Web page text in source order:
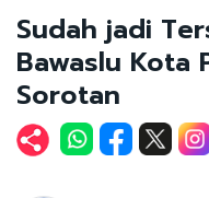
Sudah jadi
Bawaslu Kota
Sorotan